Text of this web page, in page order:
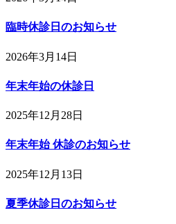
臨時休診日のお知らせ
2026年3月14日
年末年始の休診日
2025年12月28日
年末年始 休診のお知らせ
2025年12月13日
夏季休診日のお知らせ